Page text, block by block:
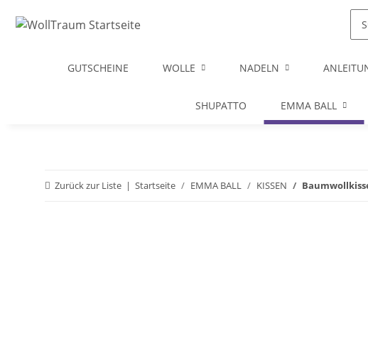
GUTSCHEINE WOLLE NADELN
SHUPATTO EMMA BALL
Zurück zur Liste Startseite EMMA BALL KISSEN